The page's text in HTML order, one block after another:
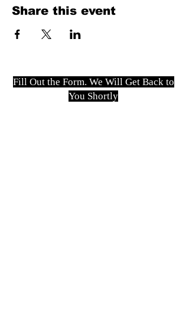
Share this event
Fill Out the Form. We Will Get Back to
You Shortly